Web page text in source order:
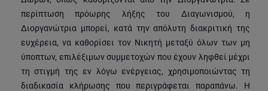
περίπτωση πρόωρης λήξης του Διαγωνισμού, η
Διοργανώτρια μπορεί, κατά την απόλυτη διακριτική της
ευχέρεια, να καθορίσει τον Νικητή μεταξύ όλων των μη
ύποπτων, επιλέξιμων συμμετοχών που έχουν ληφθεί μέχρι
τη στιγμή της εν λόγω ενέργειας, χρησιμοποιώντας τη
διαδικασία κλήρωσης που περιγράφεται παραπάνω. Η